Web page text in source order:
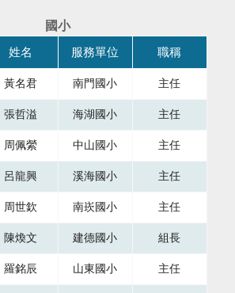
國小
，共有四個直欄，第一直欄銜稱，第二直
姓名 服務單位 職稱
黃名君 南門國小 主任
張哲溢 海湖國小 主任
周佩縈 中山國小 主任
呂龍興 溪海國小 主任
周世欽 南崁國小 主任
陳煥文 建德國小 組長
羅銘辰 山東國小 主任